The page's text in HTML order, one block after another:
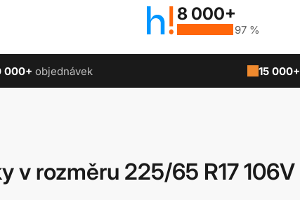
8 000+
97 %
000+ objednávek 15 000+
v rozměru 225/65 R17 106V